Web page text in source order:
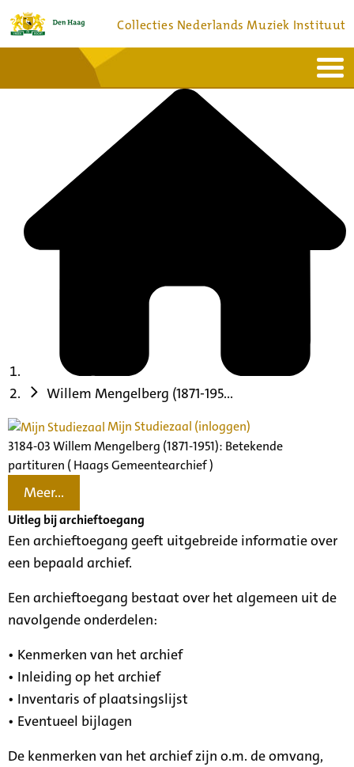
Collecties Nederlands Muziek Instituut
Bronnen en collecties
Willem Mengelberg (1871-195...
Mijn Studiezaal (inloggen)
3184-03 Willem Mengelberg (1871-1951): Betekende
partituren ( Haags Gemeentearchief )
Meer...
Uitleg bij archieftoegang
Een archieftoegang geeft uitgebreide informatie over
een bepaald archief.
Een archieftoegang bestaat over het algemeen uit de
navolgende onderdelen:
• Kenmerken van het archief
• Inleiding op het archief
• Inventaris of plaatsingslijst
• Eventueel bijlagen
De kenmerken van het archief zijn o.m. de omvang,